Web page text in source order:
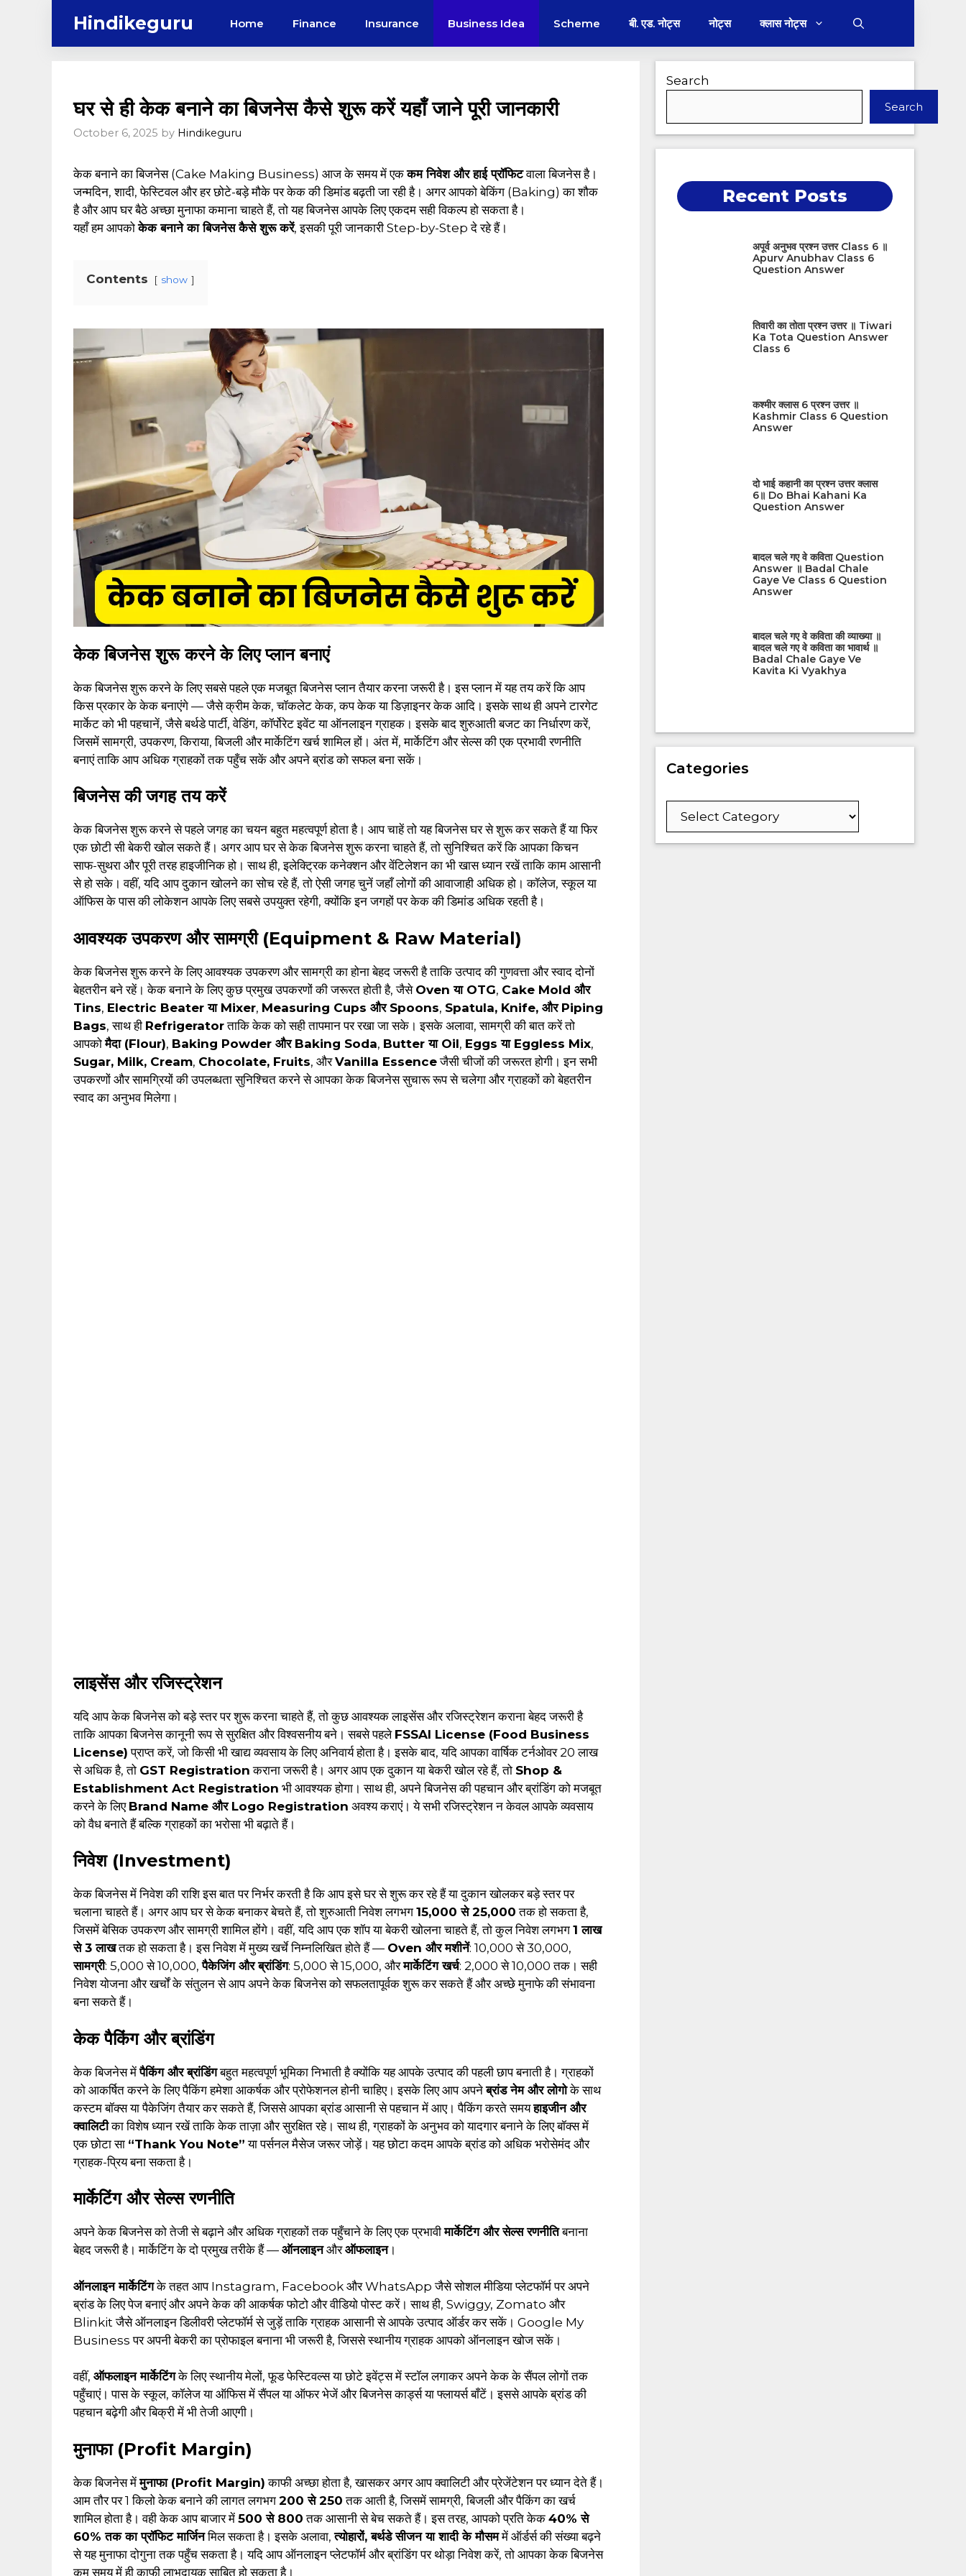
Hindikeguru Home Finance Insurance Business Idea Scheme बी. एड. नोट्स नोट्स क्लास नोट्स
घर से ही केक बनाने का बिजनेस कैसे शुरू करें यहाँ जाने पूरी जानकारी
October 6, 2025 by Hindikeguru
केक बनाने का बिजनेस (Cake Making Business) आज के समय में एककम निवेश और हाई प्रॉफिटवाला बिजनेस है।
जन्मदिन, शादी, फेस्टिवल और हर छोटे-बड़े मौके पर केक की डिमांड बढ़ती जा रही है। अगर आपको बेकिंग (Baking) का शौक
है और आप घर बैठे अच्छा मुनाफा कमाना चाहते हैं, तो यह बिजनेस आपके लिए एकदम सही विकल्प हो सकता है।
यहाँ हम आपकोकेक बनाने का बिजनेस कैसे शुरू करें, इसकी पूरी जानकारी Step-by-Step दे रहे हैं।
Contents show
केक बिजनेस शुरू करने के लिए प्लान बनाएं
केक बिजनेस शुरू करने के लिए सबसे पहले एक मजबूत बिजनेस प्लान तैयार करना जरूरी है। इस प्लान में यह तय करें कि आप
किस प्रकार के केक बनाएंगे — जैसे क्रीम केक, चॉकलेट केक, कप केक या डिज़ाइनर केक आदि। इसके साथ ही अपने टारगेट
मार्केट को भी पहचानें, जैसे बर्थडे पार्टी, वेडिंग, कॉर्पोरेट इवेंट या ऑनलाइन ग्राहक। इसके बाद शुरुआती बजट का निर्धारण करें,
जिसमें सामग्री, उपकरण, किराया, बिजली और मार्केटिंग खर्च शामिल हों। अंत में, मार्केटिंग और सेल्स की एक प्रभावी रणनीति
बनाएं ताकि आप अधिक ग्राहकों तक पहुँच सकें और अपने ब्रांड को सफल बना सकें।
बिजनेस की जगह तय करें
केक बिजनेस शुरू करने से पहले जगह का चयन बहुत महत्वपूर्ण होता है। आप चाहें तो यह बिजनेस घर से शुरू कर सकते हैं या फिर
एक छोटी सी बेकरी खोल सकते हैं। अगर आप घर से केक बिजनेस शुरू करना चाहते हैं, तो सुनिश्चित करें कि आपका किचन
साफ-सुथरा और पूरी तरह हाइजीनिक हो। साथ ही, इलेक्ट्रिक कनेक्शन और वेंटिलेशन का भी खास ध्यान रखें ताकि काम आसानी
से हो सके। वहीं, यदि आप दुकान खोलने का सोच रहे हैं, तो ऐसी जगह चुनें जहाँ लोगों की आवाजाही अधिक हो। कॉलेज, स्कूल या
ऑफिस के पास की लोकेशन आपके लिए सबसे उपयुक्त रहेगी, क्योंकि इन जगहों पर केक की डिमांड अधिक रहती है।
आवश्यक उपकरण और सामग्री (Equipment & Raw Material)
केक बिजनेस शुरू करने के लिए आवश्यक उपकरण और सामग्री का होना बेहद जरूरी है ताकि उत्पाद की गुणवत्ता और स्वाद दोनों
बेहतरीन बने रहें। केक बनाने के लिए कुछ प्रमुख उपकरणों की जरूरत होती है, जैसे Oven या OTG, Cake Mold और
Tins, Electric Beater या Mixer, Measuring Cups और Spoons, Spatula, Knife, और Piping
Bags, साथ ही Refrigeratorताकि केक को सही तापमान पर रखा जा सके। इसके अलावा, सामग्री की बात करें तो
आपकोमैदा (Flour), Baking Powder और Baking Soda, Butter या Oil, Eggs या Eggless Mix,
Sugar, Milk, Cream, Chocolate, Fruits, औरVanilla Essenceजैसी चीजों की जरूरत होगी। इन सभी
उपकरणों और सामग्रियों की उपलब्धता सुनिश्चित करने से आपका केक बिजनेस सुचारू रूप से चलेगा और ग्राहकों को बेहतरीन
स्वाद का अनुभव मिलेगा।
लाइसेंस और रजिस्ट्रेशन
यदि आप केक बिजनेस को बड़े स्तर पर शुरू करना चाहते हैं, तो कुछ आवश्यक लाइसेंस और रजिस्ट्रेशन कराना बेहद जरूरी है
ताकि आपका बिजनेस कानूनी रूप से सुरक्षित और विश्वसनीय बने। सबसे पहले FSSAI License (Food Business
License) प्राप्त करें, जो किसी भी खाद्य व्यवसाय के लिए अनिवार्य होता है। इसके बाद, यदि आपका वार्षिक टर्नओवर ₹20 लाख
से अधिक है, तो GST Registration कराना जरूरी है। अगर आप एक दुकान या बेकरी खोल रहे हैं, तो Shop &
Establishment Act Registration भी आवश्यक होगा। साथ ही, अपने बिजनेस की पहचान और ब्रांडिंग को मजबूत
करने के लिए Brand Name और Logo Registration अवश्य कराएं। ये सभी रजिस्ट्रेशन न केवल आपके व्यवसाय
को वैध बनाते हैं बल्कि ग्राहकों का भरोसा भी बढ़ाते हैं।
निवेश (Investment)
केक बिजनेस में निवेश की राशि इस बात पर निर्भर करती है कि आप इसे घर से शुरू कर रहे हैं या दुकान खोलकर बड़े स्तर पर
चलाना चाहते हैं। अगर आप घर से केक बनाकर बेचते हैं, तो शुरुआती निवेश लगभग ₹15,000 से ₹25,000 तक हो सकता है,
जिसमें बेसिक उपकरण और सामग्री शामिल होंगे। वहीं, यदि आप एक शॉप या बेकरी खोलना चाहते हैं, तो कुल निवेश लगभग ₹1 लाख
से ₹3 लाखतक हो सकता है। इस निवेश में मुख्य खर्चे निम्नलिखित होते हैं — Oven और मशीनें: ₹10,000 से ₹30,000,
सामग्री: ₹5,000 से ₹10,000,पैकेजिंग और ब्रांडिंग: ₹5,000 से ₹15,000, औरमार्केटिंग खर्च: ₹2,000 से ₹10,000 तक। सही
निवेश योजना और खर्चों के संतुलन से आप अपने केक बिजनेस को सफलतापूर्वक शुरू कर सकते हैं और अच्छे मुनाफे की संभावना
बना सकते हैं।
केक पैकिंग और ब्रांडिंग
केक बिजनेस मेंपैकिंग और ब्रांडिंगबहुत महत्वपूर्ण भूमिका निभाती है क्योंकि यह आपके उत्पाद की पहली छाप बनाती है। ग्राहकों
को आकर्षित करने के लिए पैकिंग हमेशा आकर्षक और प्रोफेशनल होनी चाहिए। इसके लिए आप अपनेब्रांड नेम और लोगोके साथ
कस्टम बॉक्स या पैकेजिंग तैयार कर सकते हैं, जिससे आपका ब्रांड आसानी से पहचान में आए। पैकिंग करते समयहाइजीन और
क्वालिटीका विशेष ध्यान रखें ताकि केक ताज़ा और सुरक्षित रहे। साथ ही, ग्राहकों के अनुभव को यादगार बनाने के लिए बॉक्स में
एक छोटा सा “Thank You Note” या पर्सनल मैसेज जरूर जोड़ें। यह छोटा कदम आपके ब्रांड को अधिक भरोसेमंद और
ग्राहक-प्रिय बना सकता है।
मार्केटिंग और सेल्स रणनीति
अपने केक बिजनेस को तेजी से बढ़ाने और अधिक ग्राहकों तक पहुँचाने के लिए एक प्रभावीमार्केटिंग और सेल्स रणनीतिबनाना
बेहद जरूरी है। मार्केटिंग के दो प्रमुख तरीके हैं — ऑनलाइनऔरऑफलाइन।
ऑनलाइन मार्केटिंगके तहत आप Instagram, Facebook और WhatsApp जैसे सोशल मीडिया प्लेटफॉर्म पर अपने
ब्रांड के लिए पेज बनाएं और अपने केक की आकर्षक फोटो और वीडियो पोस्ट करें। साथ ही, Swiggy, Zomato और
Blinkit जैसे ऑनलाइन डिलीवरी प्लेटफॉर्म से जुड़ें ताकि ग्राहक आसानी से आपके उत्पाद ऑर्डर कर सकें। Google My
Business पर अपनी बेकरी का प्रोफाइल बनाना भी जरूरी है, जिससे स्थानीय ग्राहक आपको ऑनलाइन खोज सकें।
वहीं, ऑफलाइन मार्केटिंगके लिए स्थानीय मेलों, फूड फेस्टिवल्स या छोटे इवेंट्स में स्टॉल लगाकर अपने केक के सैंपल लोगों तक
पहुँचाएं। पास के स्कूल, कॉलेज या ऑफिस में सैंपल या ऑफर भेजें और बिजनेस कार्ड्स या फ्लायर्स बाँटें। इससे आपके ब्रांड की
पहचान बढ़ेगी और बिक्री में भी तेजी आएगी।
मुनाफा (Profit Margin)
केक बिजनेस मेंमुनाफा (Profit Margin) काफी अच्छा होता है, खासकर अगर आप क्वालिटी और प्रेजेंटेशन पर ध्यान देते हैं।
आम तौर पर 1 किलो केक बनाने की लागत लगभग ₹200 से ₹250 तक आती है, जिसमें सामग्री, बिजली और पैकिंग का खर्च
शामिल होता है। वही केक आप बाजार में ₹500 से ₹800 तक आसानी से बेच सकते हैं। इस तरह, आपको प्रति केक 40% से
60% तक का प्रॉफिट मार्जिनमिल सकता है। इसके अलावा,त्योहारों, बर्थडे सीजन या शादी के मौसममें ऑर्डर्स की संख्या बढ़ने
से यह मुनाफा दोगुना तक पहुँच सकता है। यदि आप ऑनलाइन प्लेटफॉर्म और ब्रांडिंग पर थोड़ा निवेश करें, तो आपका केक बिजनेस
कम समय में ही काफी लाभदायक साबित हो सकता है।
Search
Search
Recent Posts
अपूर्व अनुभव प्रश्न उत्तर Class 6 ॥
Apurv Anubhav Class 6
Question Answer
तिवारी का तोता प्रश्न उत्तर ॥ Tiwari
Ka Tota Question Answer
Class 6
कश्मीर क्लास 6 प्रश्न उत्तर ॥
Kashmir Class 6 Question
Answer
दो भाई कहानी का प्रश्न उत्तर क्लास
6॥ Do Bhai Kahani Ka
Question Answer
बादल चले गए वे कविता Question
Answer ॥ Badal Chale
Gaye Ve Class 6 Question
Answer
बादल चले गए वे कविता की व्याख्या ॥
बादल चले गए वे कविता का भावार्थ ॥
Badal Chale Gaye Ve
Kavita Ki Vyakhya
Categories
Categories